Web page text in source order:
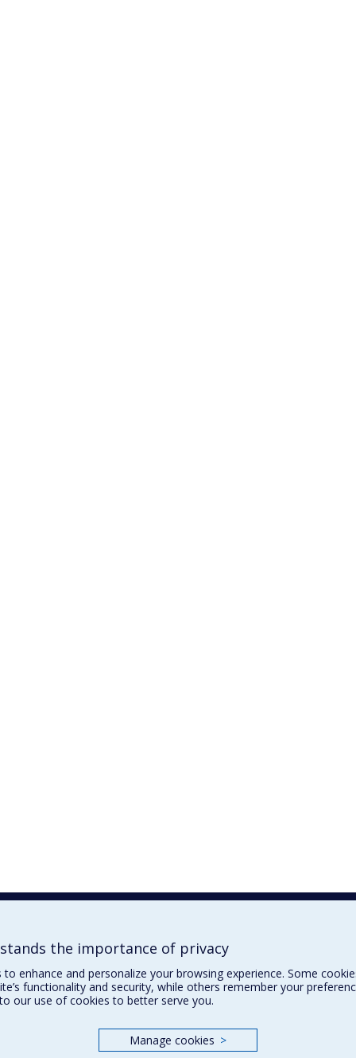
the importance of privacy
to enhance and personalize your browsing experience. Some
functionality and security, while others remember your
our use of cookies to better serve you.
Manage cookies >